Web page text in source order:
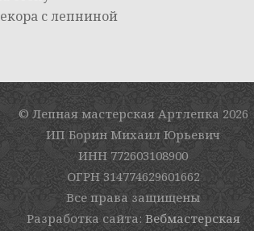
с лепниной
© Лепная мастерская Артлепка 2026
ИП Борин Михаил Юрьевич
ИНН 772603108900
ОГРН 314774629601662
Все права защищены
Разработка сайта: Вебмастерская